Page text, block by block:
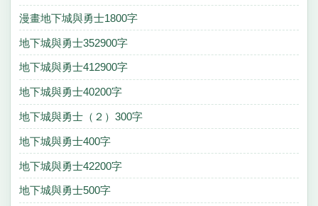
漫畫地下城與勇士1800字
地下城與勇士352900字
地下城與勇士412900字
地下城與勇士40200字
地下城與勇士（２）300字
地下城與勇士400字
地下城與勇士42200字
地下城與勇士500字